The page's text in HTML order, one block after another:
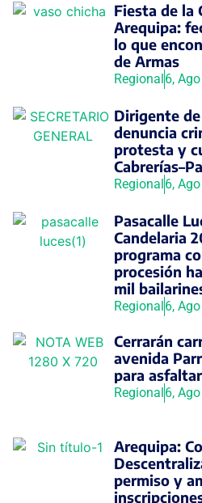
Fiesta de la
Arequipa:
lo que
de Armas
Regional6,
Dirigente
denuncia
protesta y
Regional6,
Pasacalle
Candelaria
programa
procesión
mil
Regional6,
Cerrarán
avenida
para
Regional6,
Arequipa:
permiso y